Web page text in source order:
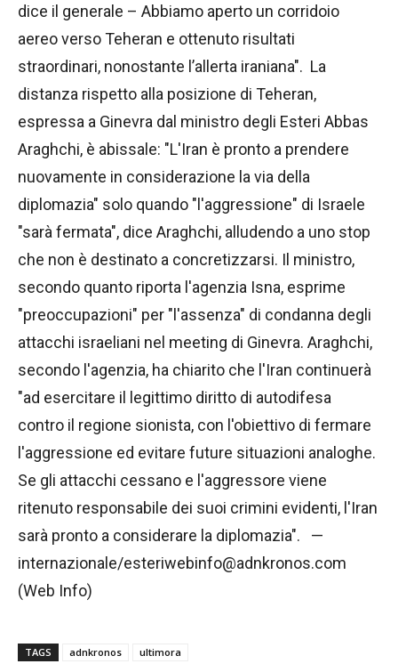
dice il generale – Abbiamo aperto un corridoio
aereo verso Teheran e ottenuto risultati
straordinari, nonostante l’allerta iraniana". La
distanza rispetto alla posizione di Teheran,
espressa a Ginevra dal ministro degli Esteri Abbas
Araghchi, è abissale: "L'Iran è pronto a prendere
nuovamente in considerazione la via della
diplomazia" solo quando "l'aggressione" di Israele
"sarà fermata", dice Araghchi, alludendo a uno stop
che non è destinato a concretizzarsi. Il ministro,
secondo quanto riporta l'agenzia Isna, esprime
"preoccupazioni" per "l'assenza" di condanna degli
attacchi israeliani nel meeting di Ginevra. Araghchi,
secondo l'agenzia, ha chiarito che l'Iran continuerà
"ad esercitare il legittimo diritto di autodifesa
contro il regione sionista, con l'obiettivo di fermare
l'aggressione ed evitare future situazioni analoghe.
Se gli attacchi cessano e l'aggressore viene
ritenuto responsabile dei suoi crimini evidenti, l'Iran
sarà pronto a considerare la diplomazia". —
internazionale/esteriwebinfo@adnkronos.com
(Web Info)
TAGS adnkronos ultimora